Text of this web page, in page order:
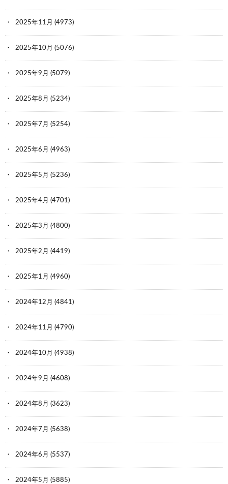
2025年11月 (4973)
2025年10月 (5076)
2025年9月 (5079)
2025年8月 (5234)
2025年7月 (5254)
2025年6月 (4963)
2025年5月 (5236)
2025年4月 (4701)
2025年3月 (4800)
2025年2月 (4419)
2025年1月 (4960)
2024年12月 (4841)
2024年11月 (4790)
2024年10月 (4938)
2024年9月 (4608)
2024年8月 (3623)
2024年7月 (5638)
2024年6月 (5537)
2024年5月 (5885)